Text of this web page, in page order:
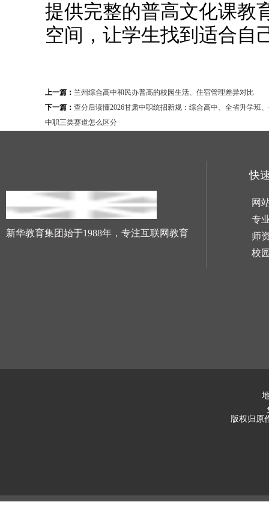
提供完整的普高文化课教
空间，让学生找到适合自
上一篇： 兰州综合高中和民办普高的校园生活、住宿管理差异对比
下一篇： 查分后读懂2026甘肃中职统招新规：综合高中、全省升学班
中职三类赛道怎么区分
新华教育集团始于1988年，专注互联网教育
快
网
专
师
校
版权归原